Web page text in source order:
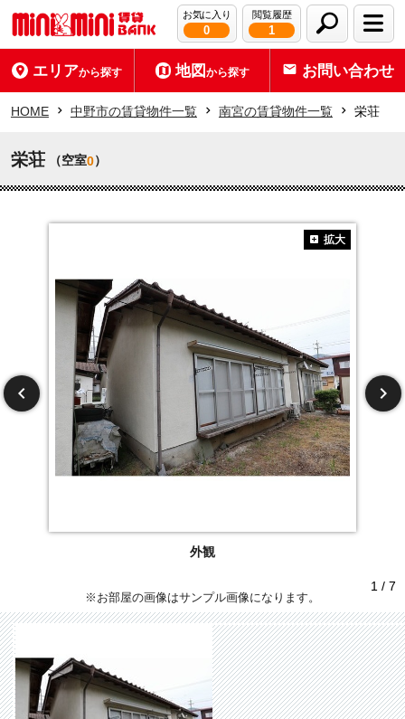
お気に入り
0
閲覧履歴
1
エリアから探す 地図から探す お問い合わせ
HOME 中野市の賃貸物件一覧 南宮の賃貸物件一覧 栄荘
栄荘 （空室0）
外観
拡大
1 / 7
※お部屋の画像はサンプル画像になります。